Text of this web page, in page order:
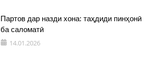
Партов дар назди хона: таҳдиди пинҳонӣ
ба саломатӣ
14.01.2026